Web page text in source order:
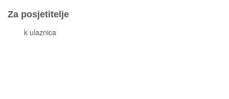
Za posjetitelje
k ulaznica